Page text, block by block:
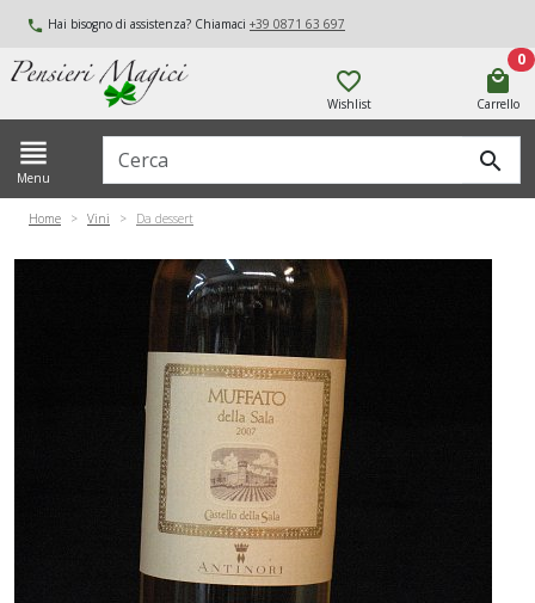
local_phone Hai bisogno di assistenza? Chiamaci +39 0871 63 697
Cerca search
favorite_border
Wishlist
local_mall
Carrello
0
view_headline
Menu
Home Vini Da dessert